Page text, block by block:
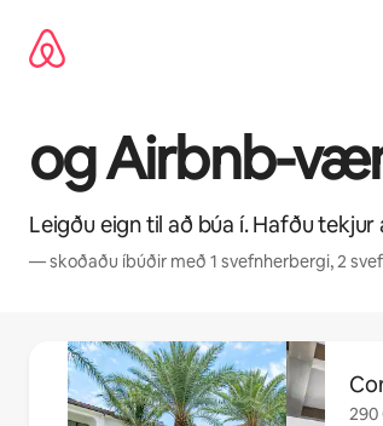
beint
og Airbnb-
Leigðu eign til að búa í. Hafðu
— skoðaðu íbúðir með 1 svefnherbergi, 2
0 atriði af 0 sýnd
290